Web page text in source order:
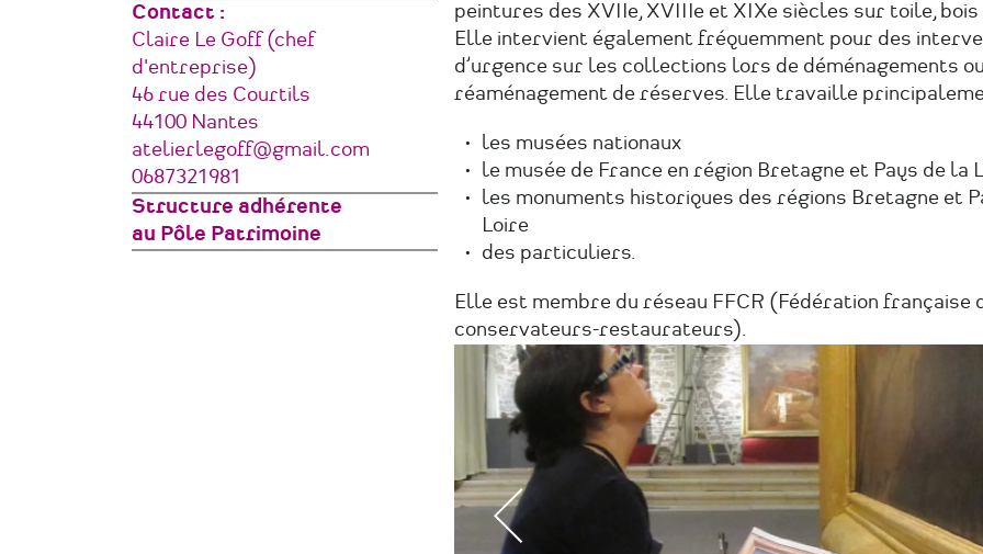
Contact :
Claire Le Goff (chef
d'entreprise)
Adresse
46 rue des Courtils
44100 Nantes
France
Courriel
atelierlegoff@gmail.com
Téléphone
0687321981
Structure adhérente
au Pôle Patrimoine
peintures des XVIIe, XVIIIe et XIXe siècles sur toile,
Elle intervient également fréquemment pour des
d’urgence sur les collections lors de déménagements
réaménagement de réserves. Elle travaille
les musées nationaux
le musée de France en région Bretagne et Pays de la
les monuments historiques des régions Bretagne et
Loire
des particuliers.
Elle est membre du réseau FFCR (Fédération française
conservateurs-restaurateurs).